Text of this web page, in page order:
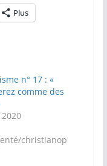
Plus
n° 17 : «
comme des
christianop